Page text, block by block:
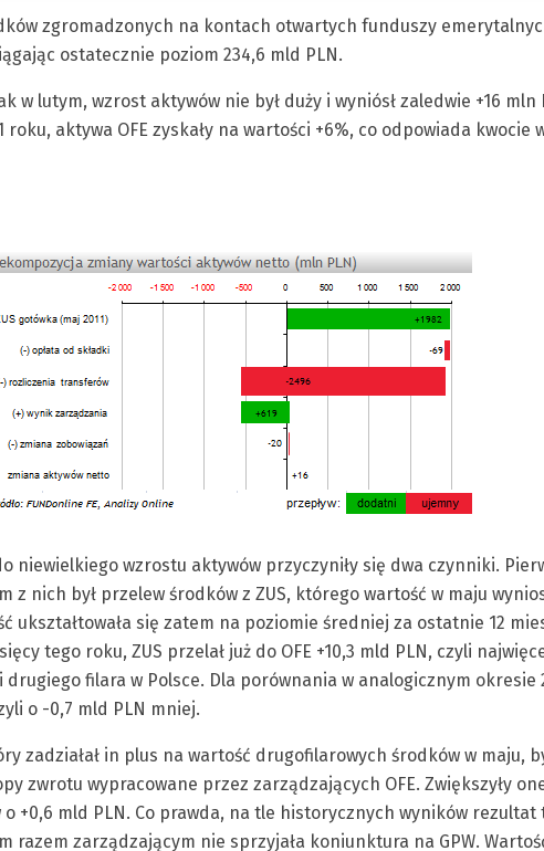
zgromadzonych na kontach otwartych funduszy
ostatecznie poziom 234,6 mld PLN.
w lutym, wzrost aktywów nie był duży i wyniósł zaledwie +16 mln
roku, aktywa OFE zyskały na wartości +6%, co odpowiada kwocie
niewielkiego wzrostu aktywów przyczyniły się dwa czynniki.
z nich był przelew środków z ZUS, którego wartość w maju
ukształtowała się zatem na poziomie średniej za ostatnie 12
tego roku, ZUS przelał już do OFE +10,3 mld PLN, czyli
filara w Polsce. Dla porównania w analogicznym okresie
o -0,7 mld PLN mniej.
zadziałał in plus na wartość drugofilarowych środków w maju,
zwrotu wypracowane przez zarządzających OFE. Zwiększyły
+0,6 mld PLN. Co prawda, na tle historycznych wyników rezultat
razem zarządzającym nie sprzyjała koniunktura na GPW.